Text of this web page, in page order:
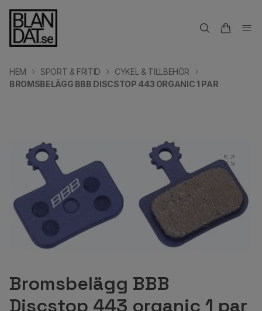
HEM SPORT & FRITID
CYKEL & TILLBEHÖR
BROMSBELÄGG BBB DISCSTOP 443 ORGANIC 1 PAR
Bromsbelägg BBB
Discstop 443 organic 1 par